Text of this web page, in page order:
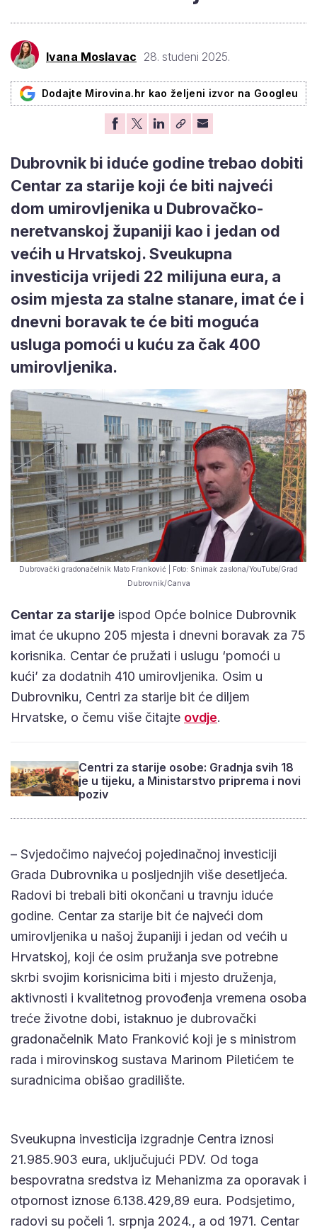
Ivana Moslavac 28. studeni 2025.
Dodajte Mirovina.hr kao željeni izvor na Googleu
Dubrovnik bi iduće godine trebao dobiti
Centar za starije koji će biti najveći
dom umirovljenika u Dubrovačko-
neretvanskoj županiji kao i jedan od
većih u Hrvatskoj. Sveukupna
investicija vrijedi 22 milijuna eura, a
osim mjesta za stalne stanare, imat će i
dnevni boravak te će biti moguća
usluga pomoći u kuću za čak 400
umirovljenika.
Dubrovački gradonačelnik Mato Franković | Foto: Snimak zaslona/YouTube/Grad
Dubrovnik/Canva
Centar za starije ispod Opće bolnice Dubrovnik
imat će ukupno 205 mjesta i dnevni boravak za 75
korisnika. Centar će pružati i uslugu ‘pomoći u
kući’ za dodatnih 410 umirovljenika. Osim u
Dubrovniku, Centri za starije bit će diljem
Hrvatske, o čemu više čitajte ovdje.
Centri za starije osobe: Gradnja svih 18
je u tijeku, a Ministarstvo priprema i novi
poziv
– Svjedočimo najvećoj pojedinačnoj investiciji
Grada Dubrovnika u posljednjih više desetljeća.
Radovi bi trebali biti okončani u travnju iduće
godine. Centar za starije bit će najveći dom
umirovljenika u našoj županiji i jedan od većih u
Hrvatskoj, koji će osim pružanja sve potrebne
skrbi svojim korisnicima biti i mjesto druženja,
aktivnosti i kvalitetnog provođenja vremena osoba
treće životne dobi, istaknuo je dubrovački
gradonačelnik Mato Franković koji je s ministrom
rada i mirovinskog sustava Marinom Piletićem te
suradnicima obišao gradilište.
Sveukupna investicija izgradnje Centra iznosi
21.985.903 eura, uključujući PDV. Od toga
bespovratna sredstva iz Mehanizma za oporavak i
otpornost iznose 6.138.429,89 eura. Podsjetimo,
radovi su počeli 1. srpnja 2024., a od 1971. Centar